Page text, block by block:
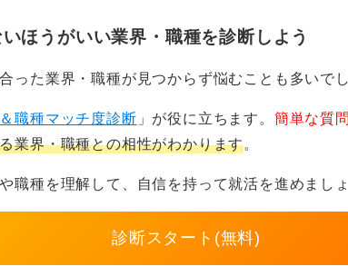
生理検査への意欲を高め、判断力とコミュニケ
なります。
泰という時代ではないからこそ、自らの強みを
ださい。
ほうがいい業界・職種を診断しよう
った業界・職種が見つからず悩むことも多いでし
職種マッチ度診断 」が役に立ちます。 簡単な質
業界・職種との相性がわかります。
職種を理解して、自信を持って就活を進めましょ
診断スタート(無料)